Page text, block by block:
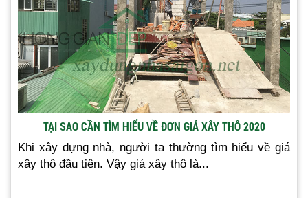
TẠI SAO CẦN TÌM HIỂU VỀ ĐƠN GIÁ XÂY THÔ 2020
Khi xây dựng nhà, người ta thường tìm hiểu về giá
xây thô đầu tiên. Vậy giá xây thô là...